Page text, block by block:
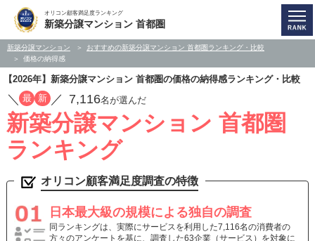
オリコン顧客満足度ランキング
新築分譲マンション 首都圏
新築分譲マンション
おすすめの新築分譲マンション 首都圏ランキング・比較
価格の納得感
【2026年】新築分譲マンション 首都圏の価格の納得感ランキング・比較
／ 最 新 ／ 7,116名が選んだ
新築分譲マンション 首都圏
ランキング
オリコン顧客満足度調査の特徴
日本最大級の規模による独自の調査
同ランキングは、実際にサービスを利用した7,116名の消費者の
方々のアンケートを基に、調査した63企業（サービス）を対象に